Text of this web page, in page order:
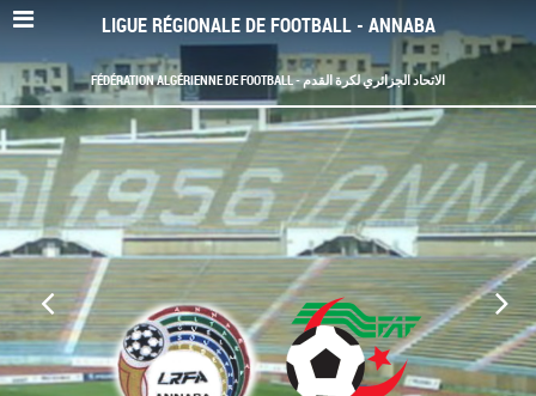
LIGUE RÉGIONALE DE FOOTBALL - ANNABA
FÉDÉRATION ALGÉRIENNE DE FOOTBALL - الاتحاد الجزائري لكرة القدم